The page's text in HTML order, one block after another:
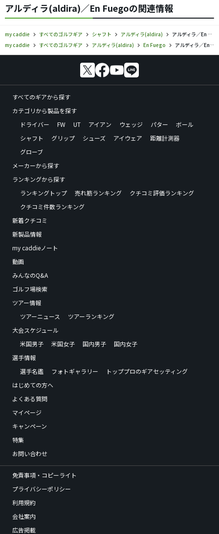
アルディラ(aldira)／En Fuegoの関連情報
my caddie すべてのゴルフギア シャフト アルディラ(aldira)
アルディラ／En Fuego／シャフトの口コミ評価
my caddie
すべてのゴルフギア アルディラ(aldira) En Fuego アルディラ／En Fuego／シャフトの口コミ評価
すべてのギアから探す
カテゴリから製品を探す
ドライバー
FW UT アイアン ウェッジ パター
ボール
シャフト
グリップ シューズ アイウェア
距離計測器
グローブ
メーカーから探す
ランキングから探す
ランキングトップ
売れ筋ランキング
クチコミ評価ランキング
クチコミ件数ランキング
新着クチコミ
新製品情報
my caddieノート
動画
みんなのQ&A
ゴルフ場検索
ツアー情報
ツアーニュース
ツアーランキング
大会スケジュール
米国男子
米国女子 国内男子
国内女子
選手情報
選手名鑑
フォトギャラリー
トッププロのギアセッティング
はじめての方へ
よくある質問
マイページ
キャンペーン
特集
お問い合わせ
免責事項・コピーライト
プライバシーポリシー
利用規約
会社案内
広告掲載